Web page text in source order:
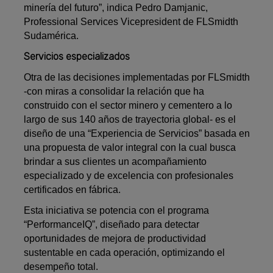
minería del futuro”, indica Pedro Damjanic,
Professional Services Vicepresident de FLSmidth
Sudamérica.
Servicios especializados
Otra de las decisiones implementadas por FLSmidth
-con miras a consolidar la relación que ha
construido con el sector minero y cementero a lo
largo de sus 140 años de trayectoria global- es el
diseño de una “Experiencia de Servicios” basada en
una propuesta de valor integral con la cual busca
brindar a sus clientes un acompañamiento
especializado y de excelencia con profesionales
certificados en fábrica.
Esta iniciativa se potencia con el programa
“PerformanceIQ”, diseñado para detectar
oportunidades de mejora de productividad
sustentable en cada operación, optimizando el
desempeño total.